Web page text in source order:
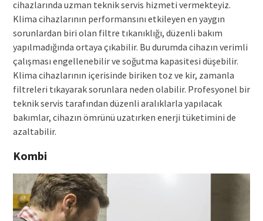
cihazlarında uzman teknik servis hizmeti vermekteyiz.
Klima cihazlarının performansını etkileyen en yaygın
sorunlardan biri olan filtre tıkanıklığı, düzenli bakım
yapılmadığında ortaya çıkabilir. Bu durumda cihazın verimli
çalışması engellenebilir ve soğutma kapasitesi düşebilir.
Klima cihazlarının içerisinde biriken toz ve kir, zamanla
filtreleri tıkayarak sorunlara neden olabilir. Profesyonel bir
teknik servis tarafından düzenli aralıklarla yapılacak
bakımlar, cihazın ömrünü uzatırken enerji tüketimini de
azaltabilir.
Kombi